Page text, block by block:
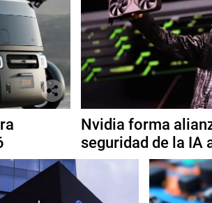
Nvidia forma
seguridad de la IA